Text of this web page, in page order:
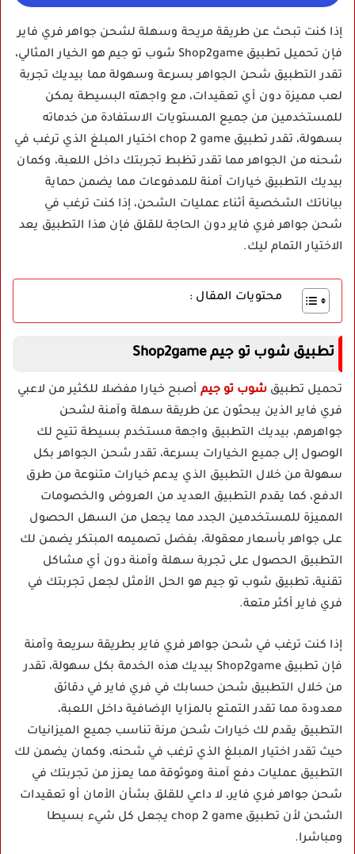
إذا كنت تبحث عن طريقة مريحة وسهلة لشحن جواهر فري فاير
فإن تحميل تطبيق Shop2game شوب تو جيم هو الخيار المثالي،
تقدر التطبيق شحن الجواهر بسرعة وسهولة مما بيديك تجربة
لعب مميزة دون أي تعقيدات، مع واجهته البسيطة يمكن
للمستخدمين من جميع المستويات الاستفادة من خدماته
بسهولة، تقدر تطبيق chop 2 game اختيار المبلغ الذي ترغب في
شحنه من الجواهر مما تقدر تظبط تجربتك داخل اللعبة، وكمان
بيديك التطبيق خيارات آمنة للمدفوعات مما يضمن حماية
بياناتك الشخصية أثناء عمليات الشحن، إذا كنت ترغب في
شحن جواهر فري فاير دون الحاجة للقلق فإن هذا التطبيق يعد
الاختيار التمام ليك.
محتويات المقال :
تطبيق شوب تو جيم Shop2game
تحميل تطبيق شوب تو جيم أصبح خيارا مفضلا للكثير من لاعبي
فري فاير الذين يبحثون عن طريقة سهلة وآمنة لشحن
جواهرهم، بيديك التطبيق واجهة مستخدم بسيطة تتيح لك
الوصول إلى جميع الخيارات بسرعة، تقدر شحن الجواهر بكل
سهولة من خلال التطبيق الذي يدعم خيارات متنوعة من طرق
الدفع، كما يقدم التطبيق العديد من العروض والخصومات
المميزة للمستخدمين الجدد مما يجعل من السهل الحصول
على جواهر بأسعار معقولة، بفضل تصميمه المبتكر يضمن لك
التطبيق الحصول على تجربة سهلة وآمنة دون أي مشاكل
تقنية، تطبيق شوب تو جيم هو الحل الأمثل لجعل تجربتك في
فري فاير أكثر متعة.
إذا كنت ترغب في شحن جواهر فري فاير بطريقة سريعة وآمنة
فإن تطبيق Shop2game بيديك هذه الخدمة بكل سهولة، تقدر
من خلال التطبيق شحن حسابك في فري فاير في دقائق
معدودة مما تقدر التمتع بالمزايا الإضافية داخل اللعبة،
التطبيق يقدم لك خيارات شحن مرنة تناسب جميع الميزانيات
حيث تقدر اختيار المبلغ الذي ترغب في شحنه، وكمان يضمن لك
التطبيق عمليات دفع آمنة وموثوقة مما يعزز من تجربتك في
شحن جواهر فري فاير، لا داعي للقلق بشأن الأمان أو تعقيدات
الشحن لأن تطبيق chop 2 game يجعل كل شيء بسيطا
ومباشرا.